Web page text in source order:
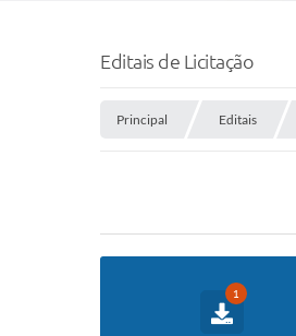
Editais de Licitação
Principal Editais
1